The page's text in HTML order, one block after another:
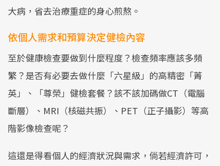
大病，省去治療重症的身心煎熬。
依個人需求和預算決定健檢內容
至於健康檢查要做到什麼程度？檢查頻率應該多頻
繁？是否有必要去做什麼「六星級」的高精密「菁
英」、「尊榮」健檢套餐？該不該加碼做CT（電腦
斷層）、MRI（核磁共振）、PET（正子攝影）等高
階影像檢查呢？
這還是得看個人的經濟狀況與需求，倘若經濟許可，